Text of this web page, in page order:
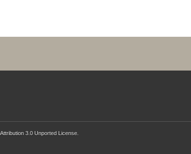
3.0 Unported License